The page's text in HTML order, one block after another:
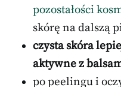
pozostałości
skórę na dalszą
czysta skóra
aktywne z
po peelingu i